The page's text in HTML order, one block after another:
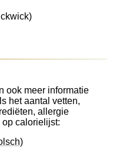
ook meer informatie
het aantal vetten,
allergie
calorielijst: